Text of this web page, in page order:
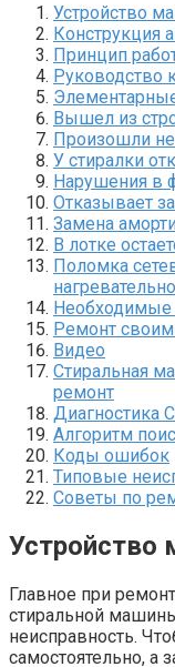
Устройство
Конструкция
Принцип
Руководство
Вышел из
Произошли
У стиралки
Нарушения в
Отказывает
Замена
В лотке
Поломка
Необходимые
Ремонт
Видео
Стиральная
ремонт
Диагностика
Алгоритм
Коды ошибок
Типовые
Советы по
Устройство
Главное при
стиральной
неисправность.
самостоятельно, а